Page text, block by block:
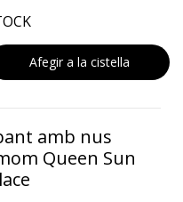
Afegir a la cistella
amb nus
Queen Sun